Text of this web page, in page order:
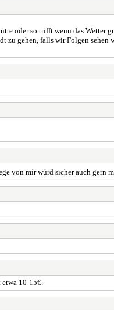
oder so trifft wenn das Wetter
zu gehen, falls wir Folgen sehen
von mir würd sicher auch gern
10-15€.